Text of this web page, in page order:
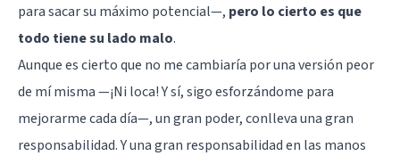
para sacar su máximo potencial—, pero lo cierto es que
todo tiene su lado malo.
Aunque es cierto que no me cambiaría por una versión peor
de mí misma —¡Ni loca! Y sí, sigo esforzándome para
mejorarme cada día—, un gran poder, conlleva una gran
responsabilidad. Y una gran responsabilidad en las manos